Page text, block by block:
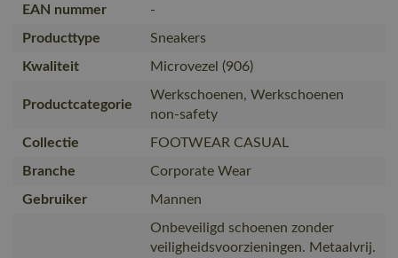
EAN nummer
-
Producttype
Sneakers
Kwaliteit
Microvezel (906)
Productcategorie
Werkschoenen, Werkschoenen
non-safety
Collectie
FOOTWEAR CASUAL
Branche
Corporate Wear
Gebruiker
Mannen
Onbeveiligd schoenen zonder
veiligheidsvoorzieningen. Metaalvrij.